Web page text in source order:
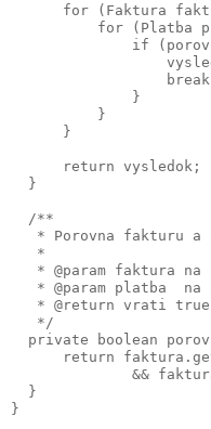
for (Faktura
for (Platba
if
              }
          }
      }
      return vysledok;
  }
  /**
* Porovna fakturu a
   *
* @param faktura na
* @param platba  na
* @return vrati
   */
private boolean
return
&&
  }